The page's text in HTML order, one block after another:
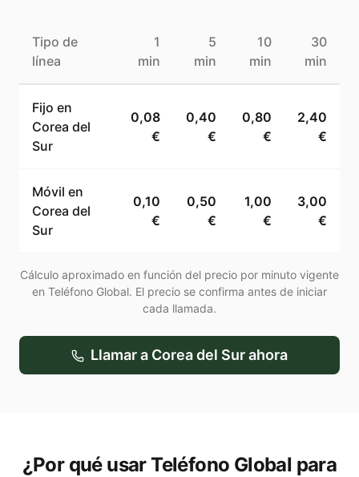
Tipo de
línea
1
min
5
min
10
min
30
min
Fijo en
Corea del
Sur
0,08
€
0,40
€
0,80
€
2,40
€
Móvil en
Corea del
Sur
0,10
€
0,50
€
1,00
€
3,00
€
Cálculo aproximado en función del precio por minuto vigente
en Teléfono Global. El precio se confirma antes de iniciar
cada llamada.
Llamar a Corea del Surahora
¿Por qué usar Teléfono Global para